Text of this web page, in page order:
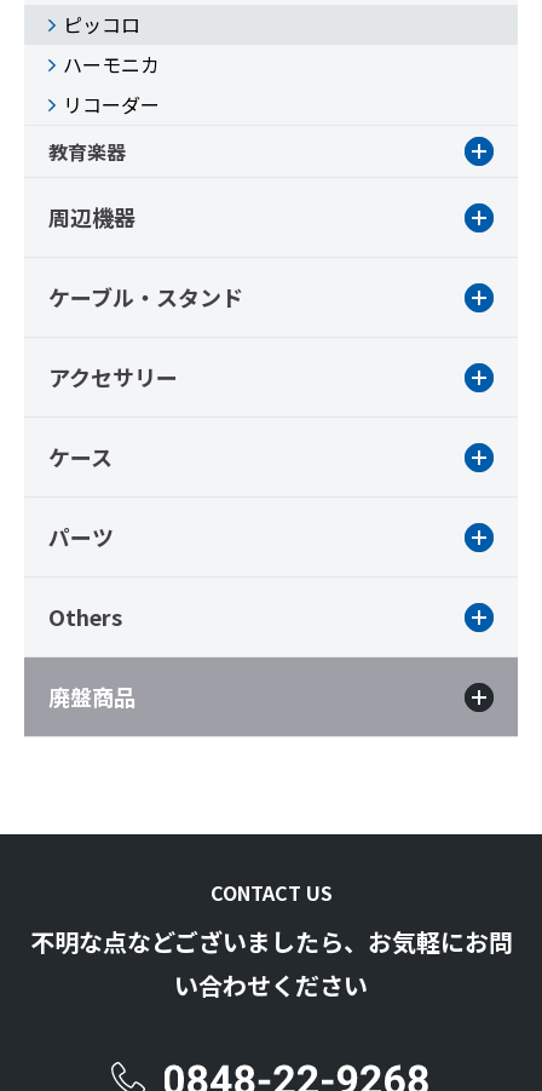
ピッコロ
ハーモニカ
リコーダー
教育楽器
周辺機器
ケーブル・スタンド
アクセサリー
ケース
パーツ
Others
廃盤商品
CONTACT US
不明な点などございましたら、お気軽にお問
い合わせください